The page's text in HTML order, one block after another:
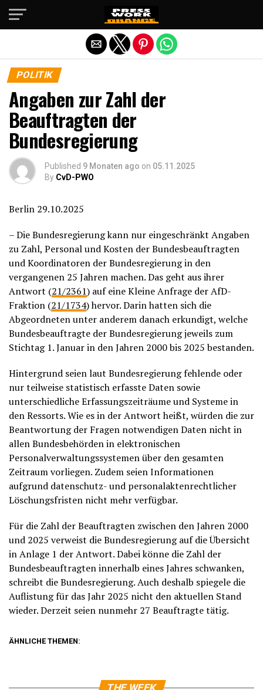
POLITIK
Angaben zur Zahl der
Beauftragten der
Bundesregierung
Published 9 Monaten ago on 05.11.2025
By CvD-PWO
Berlin 29.10.2025
– Die Bundesregierung kann nur eingeschränkt Angaben
zu Zahl, Personal und Kosten der Bundesbeauftragten
und Koordinatoren der Bundesregierung in den
vergangenen 25 Jahren machen. Das geht aus ihrer
Antwort (21/2361) auf eine Kleine Anfrage der AfD-
Fraktion (21/1734) hervor. Darin hatten sich die
Abgeordneten unter anderem danach erkundigt, welche
Bundesbeauftragte der Bundesregierung jeweils zum
Stichtag 1. Januar in den Jahren 2000 bis 2025 bestanden.
Hintergrund seien laut Bundesregierung fehlende oder
nur teilweise statistisch erfasste Daten sowie
unterschiedliche Erfassungszeiträume und Systeme in
den Ressorts. Wie es in der Antwort heißt, würden die zur
Beantwortung der Fragen notwendigen Daten nicht in
allen Bundesbehörden in elektronischen
Personalverwaltungssystemen über den gesamten
Zeitraum vorliegen. Zudem seien Informationen
aufgrund datenschutz- und personalaktenrechtlicher
Löschungsfristen nicht mehr verfügbar.
Für die Zahl der Beauftragten zwischen den Jahren 2000
und 2025 verweist die Bundesregierung auf die Übersicht
in Anlage 1 der Antwort. Dabei könne die Zahl der
Bundesbeauftragten innerhalb eines Jahres schwanken,
schreibt die Bundesregierung. Auch deshalb spiegele die
Auflistung für das Jahr 2025 nicht den aktuellen Stand
wieder. Derzeit seien nunmehr 27 Beauftragte tätig.
ÄHNLICHE THEMEN:
THE WEEK
Die mobile Version verlassen